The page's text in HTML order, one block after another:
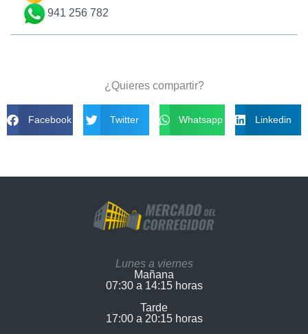
941 256 782
¿Quieres compartir?
Facebook Twitter Whatsapp Linkedin
Lunes a viernes
Mañana
07:30 a 14:15 horas
Tarde
17:00 a 20:15 horas​